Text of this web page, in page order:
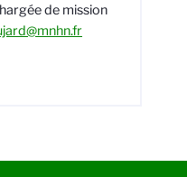
de mission